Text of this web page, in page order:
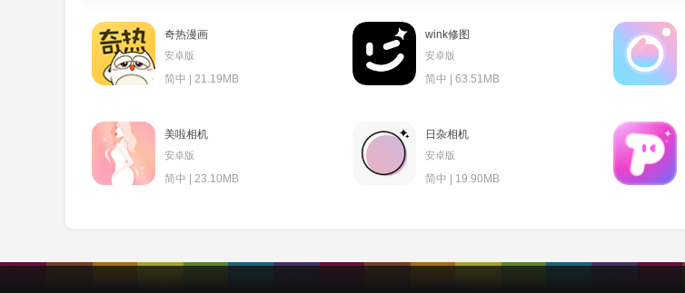
奇热漫画
安卓版
简中 | 21.19MB
wink修图
安卓版
简中 | 63.51MB
美啦相机
安卓版
简中 | 23.10MB
日杂相机
安卓版
简中 | 19.90MB